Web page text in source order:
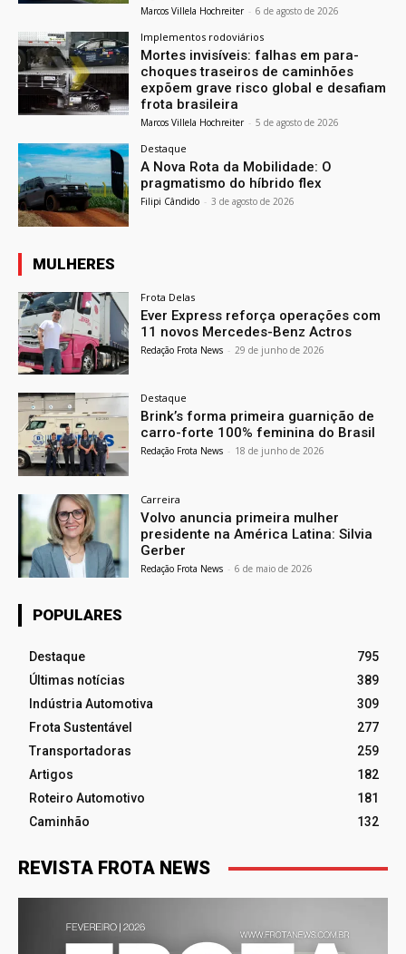
Marcos Villela Hochreiter - 6 de agosto de 2026
Implementos rodoviários
Mortes invisíveis: falhas em para-
choques traseiros de caminhões
expõem grave risco global e desafiam
frota brasileira
Marcos Villela Hochreiter - 5 de agosto de 2026
Destaque
A Nova Rota da Mobilidade: O
pragmatismo do híbrido flex
Filipi Cândido - 3 de agosto de 2026
MULHERES
Frota Delas
Ever Express reforça operações com
11 novos Mercedes-Benz Actros
Redação Frota News - 29 de junho de 2026
Destaque
Brink’s forma primeira guarnição de
carro-forte 100% feminina do Brasil
Redação Frota News - 18 de junho de 2026
Carreira
Volvo anuncia primeira mulher
presidente na América Latina: Silvia
Gerber
Redação Frota News - 6 de maio de 2026
POPULARES
Destaque
795
Últimas notícias
389
Indústria Automotiva
309
Frota Sustentável
277
Transportadoras
259
Artigos
182
Roteiro Automotivo
181
Caminhão
132
REVISTA FROTA NEWS